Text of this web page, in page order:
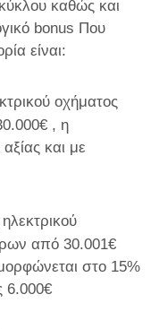
καθώς και
bonus Που
είναι:
οχήματος
, η
και με
από 30.001€
στο 15%
6.000€